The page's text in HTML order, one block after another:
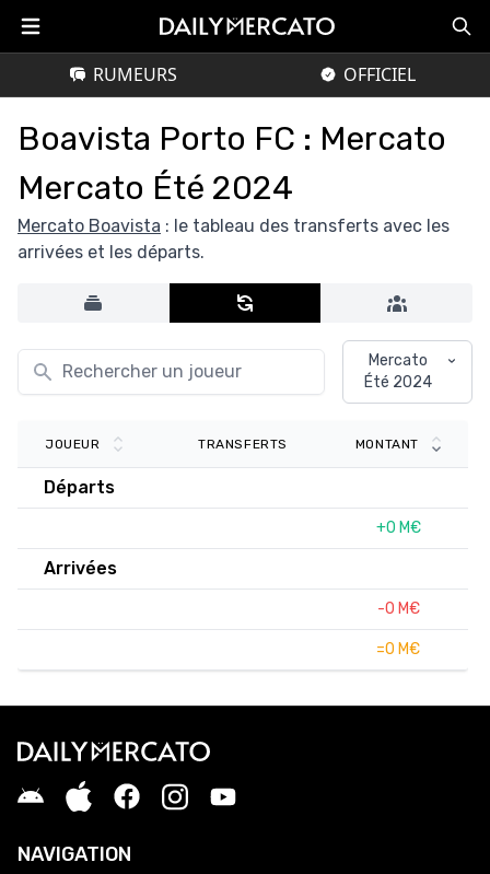
RUMEURS OFFICIEL
Boavista Porto FC : Mercato
Mercato Été 2024
Mercato Boavista : le tableau des transferts avec les
arrivées et les départs.
Mercato
Été 2024
JOUEUR TRANSFERTS MONTANT
Départs
+0 M€
Arrivées
-0 M€
=0 M€
NAVIGATION